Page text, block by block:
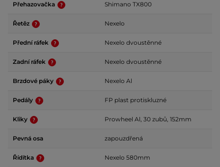
Přehazovačka Shimano TX800
Řetěz Nexelo
Přední ráfek Nexelo dvoustěnné
Zadní ráfek Nexelo dvoustěnné
Brzdové páky Nexelo Al
Pedály FP plast protiskluzné
Kliky Prowheel Al, 30 zubů, 152mm
Pevná osa zapouzdřená
Řídítka Nexelo 580mm